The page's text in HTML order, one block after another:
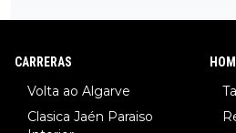
8.Lenny Martinez (Bahrein), 9. Van
CARRERAS
Volta ao Algarve
Clasica Jaén Paraiso